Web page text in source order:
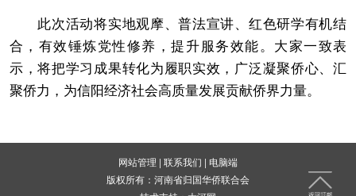
此次活动将实地观摩、普法宣讲、红色研学有机结
合，有效锤炼党性修养，提升服务效能。大家一致表
示，将把学习成果转化为履职实效，广泛凝聚侨心、汇
聚侨力，为信阳经济社会高质量发展贡献侨界力量。
网站管理 | 联系我们 | 电脑端
版权所有：河南省归国华侨联合会